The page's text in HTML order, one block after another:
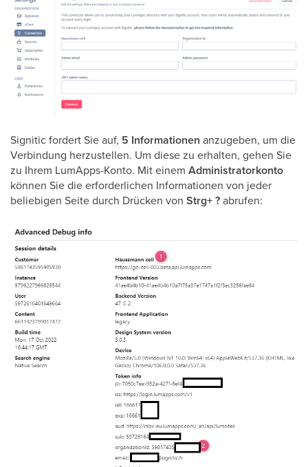
Signitic fordert Sie auf, 5 Informationen anzugeben, um die
Verbindung herzustellen. Um diese zu erhalten, gehen Sie
zu Ihrem LumApps-Konto. Mit einem Administratorkonto
können Sie die erforderlichen Informationen von jeder
beliebigen Seite durch Drücken von Strg+ ?abrufen: